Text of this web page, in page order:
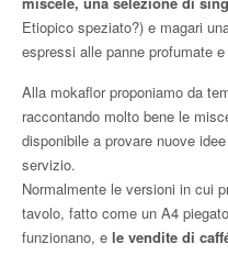
Etiopico speziato?) e magari
espressi alle panne profumate
Alla mokaflor proponiamo da
raccontando molto bene le
disponibile a provare nuove
servizio.
Normalmente le versioni in cui
tavolo, fatto come un A4
funzionano, e le vendite di